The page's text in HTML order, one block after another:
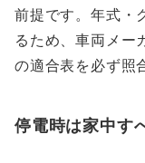
前提です。年式・
るため、車両メー
の適合表を必ず照
停電時は家中す